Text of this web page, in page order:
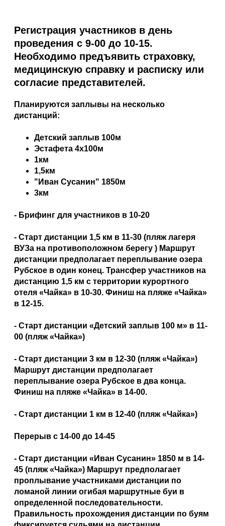
Регистрация участников в день
проведения с 9-00 до 10-15.
Необходимо предъявить страховку,
медицинскую справку и расписку или
согласие представителей.
Планируются заплывы на несколько
дистанций:
Детский заплыв 100м
Эстафета 4х100м
1км
1,5км
"Иван Сусанин" 1850м
3км
- Брифинг для участников в 10-20
- Старт дистанции 1,5 км в 11-30 (пляж лагеря
ВУЗа на противоположном берегу ) Маршрут
дистанции предполагает переплывание озера
Рубское в один конец. Трансфер участников на
дистанцию 1,5 км с территории курортного
отеля «Чайка» в 10-30. Финиш на пляже «Чайка»
в 12-15.
- Старт дистанции «Детский заплыв 100 м» в 11-
00 (пляж «Чайка»)
- Старт дистанции 3 км в 12-30 (пляж «Чайка»)
Маршрут дистанции предполагает
переплывание озера Рубское в два конца.
Финиш на пляже «Чайка» в 14-00.
- Старт дистанции 1 км в 12-40 (пляж «Чайка»)
Перерыв с 14-00 до 14-45
- Старт дистанции «Иван Сусанин» 1850 м в 14-
45 (пляж «Чайка») Маршрут предполагает
проплывание участниками дистанции по
ломаной линии огибая маршрутные буи в
определенной последовательности.
Правильность прохождения дистанции по буям